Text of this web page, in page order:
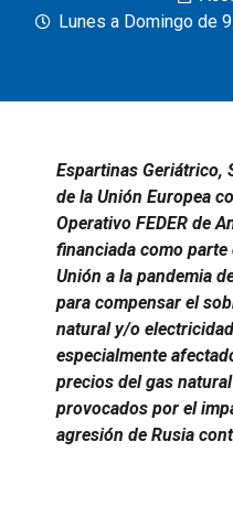
Lunes a Domingo de
Espartinas Geriátrico,
de la Unión Europea
Operativo FEDER de
financiada como parte
Unión a la pandemia
para compensar el
natural y/o
especialmente
precios del gas
provocados por el
agresión de Rusia